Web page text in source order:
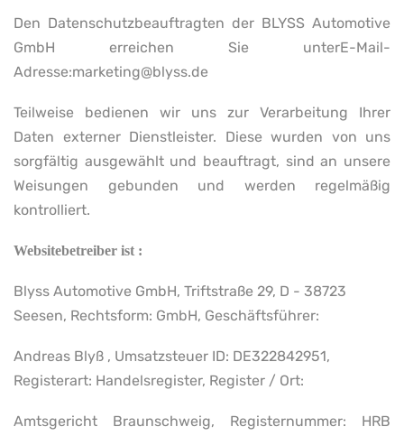
Den Datenschutzbeauftragten der BLYSS Automotive
GmbH erreichen Sie unterE-Mail-
Adresse:marketing@blyss.de
Teilweise bedienen wir uns zur Verarbeitung Ihrer
Daten externer Dienstleister. Diese wurden von uns
sorgfältig ausgewählt und beauftragt, sind an unsere
Weisungen gebunden und werden regelmäßig
kontrolliert.
Websitebetreiber ist :
Blyss Automotive GmbH, Triftstraße 29, D - 38723
Seesen, Rechtsform: GmbH, Geschäftsführer:
Andreas Blyß , Umsatzsteuer ID: DE322842951,
Registerart: Handelsregister, Register / Ort:
Amtsgericht Braunschweig, Registernummer: HRB